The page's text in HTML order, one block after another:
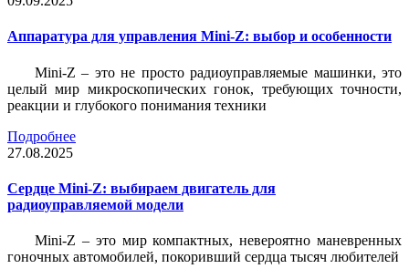
Аппаратура для управления Mini-Z: выбор и особенности
Mini-Z – это не просто радиоуправляемые машинки, это
целый мир микроскопических гонок, требующих точности,
реакции и глубокого понимания техники
Подробнее
27.08.2025
Сердце Mini-Z: выбираем двигатель для
радиоуправляемой модели
Mini-Z – это мир компактных, невероятно маневренных
гоночных автомобилей, покоривший сердца тысяч любителей